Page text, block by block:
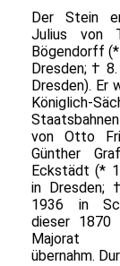
Der Stein
Julius von
Bögendorff
Dresden; †
Dresden). Er
Königlich-
von Otto
Günther
Eckstädt (*
in Dresden;
1936 in
dieser 1870
Majorat
übernahm.